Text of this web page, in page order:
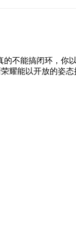
的不能搞闭环，你
耀能以开放的姿